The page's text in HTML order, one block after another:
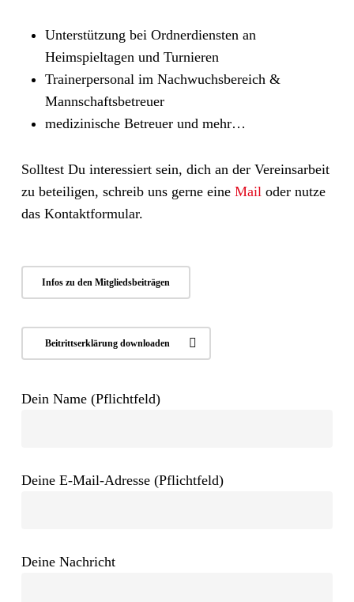
Unterstützung bei Ordnerdiensten an
Heimspieltagen und Turnieren
Trainerpersonal im Nachwuchsbereich &
Mannschaftsbetreuer
medizinische Betreuer und mehr…
Solltest Du interessiert sein, dich an der Vereinsarbeit
zu beteiligen, schreib uns gerne eine Mail oder nutze
das Kontaktformular.
Infos zu den Mitgliedsbeiträgen
Beitrittserklärung downloaden
Dein Name (Pflichtfeld)
Deine E-Mail-Adresse (Pflichtfeld)
Deine Nachricht